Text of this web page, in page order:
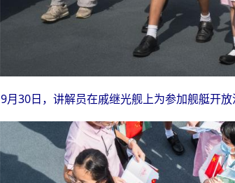
9月30日，讲解员在戚继光舰上为参加舰艇开